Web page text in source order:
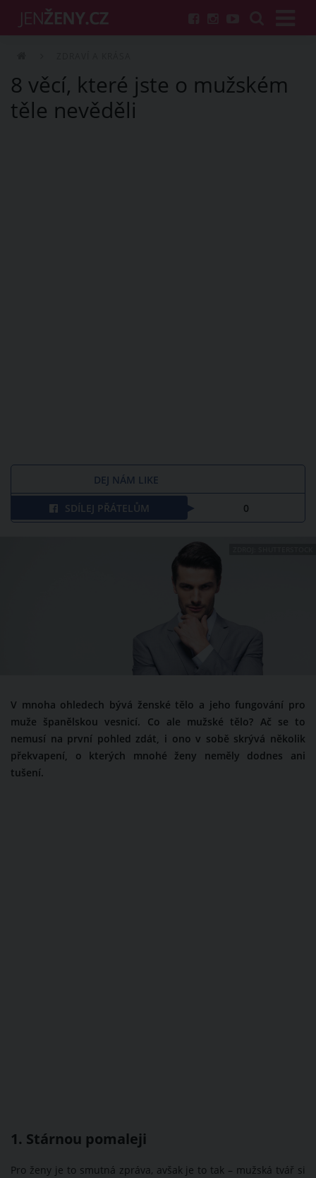
8 věcí, které jste o mužském
těle nevěděli
DEJ NÁM LIKE
SDÍLEJ PŘÁTELŮM 0
V mnoha ohledech bývá ženské tělo a jeho fungování pro
muže španělskou vesnicí. Co ale mužské tělo? Ač se to
nemusí na první pohled zdát, i ono v sobě skrývá několik
překvapení, o kterých mnohé ženy neměly dodnes ani
tušení.
1. Stárnou pomaleji
Pro ženy je to smutná zpráva, avšak je to tak – mužská tvář si